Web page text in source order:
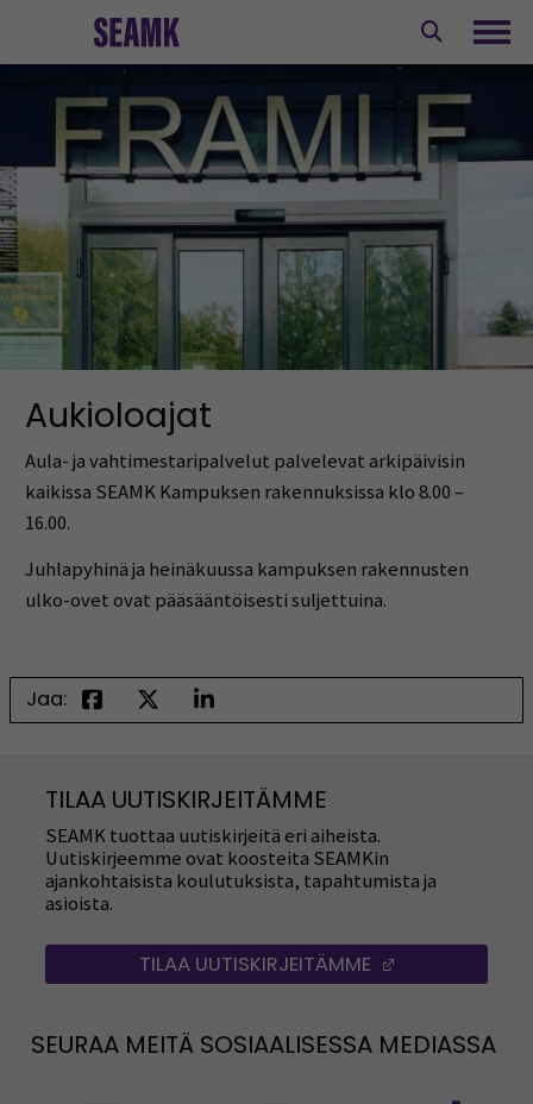
Aukioloajat
Aula- ja vahtimestaripalvelut palvelevat arkipäivisin
kaikissa SEAMK Kampuksen rakennuksissa klo 8.00 –
16.00.
Juhlapyhinä ja heinäkuussa kampuksen rakennusten
ulko-ovet ovat pääsääntöisesti suljettuina.
Jaa:
TILAA UUTISKIRJEITÄMME
SEAMK tuottaa uutiskirjeitä eri aiheista.
Uutiskirjeemme ovat koosteita SEAMKin
ajankohtaisista koulutuksista, tapahtumista ja
asioista.
TILAA UUTISKIRJEITÄMME
SEURAA MEITÄ SOSIAALISESSA MEDIASSA